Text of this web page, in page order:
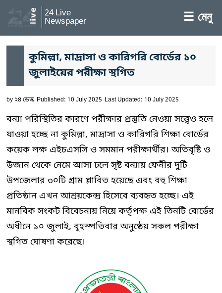
24 Live
Newspaper ☰ মেনু
কুমিল্লা, মাদ্রাসা ও কারিগরি বোর্ডের ১০
জুলাইয়ের পরীক্ষা স্থগিত
by২৪ ডেস্ক Published: 10 July 2025 Last Updated: 10 July 2025
বন্যা পরিস্থিতির কারণে পরীক্ষার প্রস্তুতি নেওয়া সত্ত্বেও হলে
যাওয়া হচ্ছে না কুমিল্লা, মাদ্রাসা ও কারিগরি শিক্ষা বোর্ডের
কয়েক লক্ষ এইচএসসি ও সমমান পরীক্ষার্থীর। অতিবৃষ্টি ও
উজান থেকে নেমে আসা ঢলে সৃষ্ট বন্যায় ফেনীর দুটি
উপজেলার ৩০টি গ্রাম প্লাবিত হয়েছে এবং বহু শিক্ষা
প্রতিষ্ঠান এখন আশ্রয়কেন্দ্র হিসেবে ব্যবহৃত হচ্ছে। এই
মানবিক সংকট বিবেচনায় নিয়ে কর্তৃপক্ষ এই তিনটি বোর্ডের
অধীনে ১০ জুলাই, বৃহস্পতিবার অনুষ্ঠেয় সকল পরীক্ষা
স্থগিত ঘোষণা করেছে।